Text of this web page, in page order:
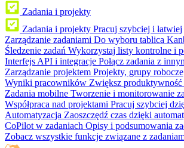
Zadania i projekty
Zadania i projekty Pracuj szybciej i łatwiej
Zarządzanie zadaniami Do wyboru tablica
Śledzenie zadań Wykorzystaj listy kontrolne i
Interfejs API i integracje Połącz zadania z
Zarządzanie projektem Projekty, grupy
Wyniki pracowników Zwiększ produktywność
Zadania mobilne Tworzenie i monitorowanie
Współpraca nad projektami Pracuj szybciej
Automatyzacja Zaoszczędź czas dzięki
CoPilot w zadaniach Opisy i podsumowania
Zobacz wszystkie funkcje związane z